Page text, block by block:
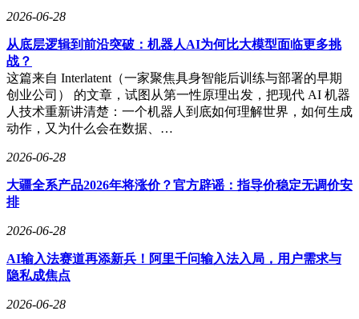
2026-06-28
从底层逻辑到前沿突破：机器人AI为何比大模型面临更多挑
战？
这篇来自 Interlatent（一家聚焦具身智能后训练与部署的早期
创业公司） 的文章，试图从第一性原理出发，把现代 AI 机器
人技术重新讲清楚：一个机器人到底如何理解世界，如何生成
动作，又为什么会在数据、…
2026-06-28
大疆全系产品2026年将涨价？官方辟谣：指导价稳定无调价安
排
2026-06-28
AI输入法赛道再添新兵！阿里千问输入法入局，用户需求与
隐私成焦点
2026-06-28